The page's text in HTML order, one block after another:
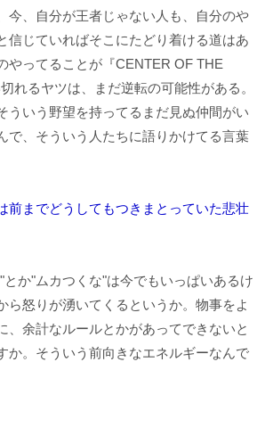
今、自分が王者じゃない人も、自分のや
信じていればそこにたどり着ける道はあ
やってることが『CENTER OF THE
れるヤツは、まだ逆転の可能性がある。
ういう野望を持ってるまだ見ぬ仲間がい
で、そういう人たちに語りかけてる言葉
までどうしてもつきまとっていた悲壮
とか"ムカつくな"は今でもいっぱいあるけ
ら怒りが湧いてくるというか。物事をよ
、余計なルールとかがあってできないと
か。そういう前向きなエネルギーなんで